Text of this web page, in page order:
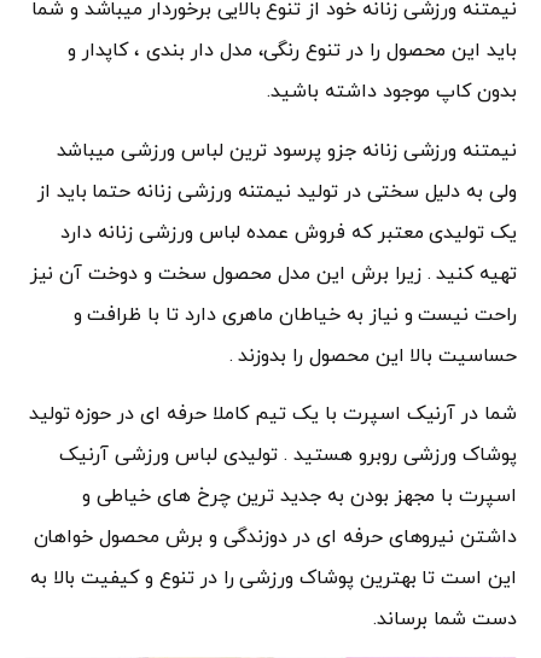
نیمتنه ورزشی زنانه خود از تنوع بالایی برخوردار میباشد و شما
باید این محصول را در تنوع رنگی، مدل دار بندی ، کاپدار و
بدون کاپ موجود داشته باشید.
نیمتنه ورزشی زنانه جزو پرسود ترین لباس ورزشی میباشد
ولی به دلیل سختی در تولید نیمتنه ورزشی زنانه حتما باید از
یک تولیدی معتبر که فروش عمده لباس ورزشی زنانه دارد
تهیه کنید . زیرا برش این مدل محصول سخت و دوخت آن نیز
راحت نیست و نیاز به خیاطان ماهری دارد تا با ظرافت و
حساسیت بالا این محصول را بدوزند .
شما در آرنیک اسپرت با یک تیم کاملا حرفه ای در حوزه تولید
پوشاک ورزشی روبرو هستید . تولیدی لباس ورزشی آرنیک
اسپرت با مجهز بودن به جدید ترین چرخ های خیاطی و
داشتن نیروهای حرفه ای در دوزندگی و برش محصول خواهان
این است تا بهترین پوشاک ورزشی را در تنوع و کیفیت بالا به
دست شما برساند.